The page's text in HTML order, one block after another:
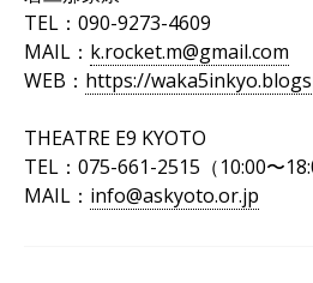
TEL：090-9273-4609
MAIL： k.rocket.m@gmail.com
WEB： https://
THEATRE E9 KYOTO
TEL：075-661-2515（10:00〜
MAIL： info@askyoto.or.jp